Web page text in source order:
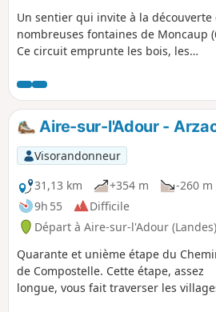
Un sentier qui invite à la découverte
nombreuses fontaines de Moncaup
Ce circuit emprunte les bois, les
belles parties ombragées ainsi que
points de vue variés. Un circuit à
durant les périodes humides.
Aire-sur-l'Adour -
Visorandonneur
31,13 km
+354 m
-260 m
9h 55
Difficile
Départ à Aire-sur-l'Adour (Landes)
Quarante et unième étape du
de Compostelle. Cette étape, assez
longue, vous fait traverser les